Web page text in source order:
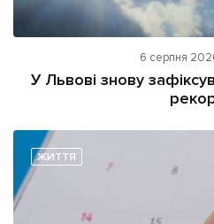
6 серпня
У Львові знову
ЖИТТЯ